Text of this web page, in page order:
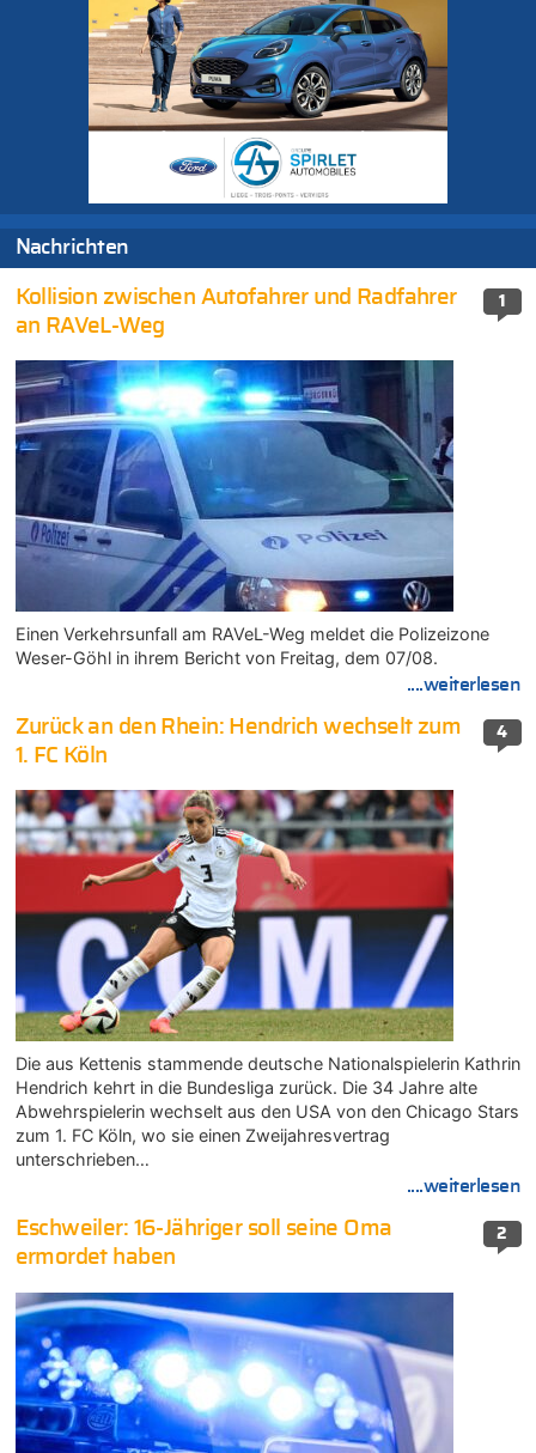
Nachrichten
1
Kollision zwischen Autofahrer und Radfahrer
an RAVeL-Weg
Einen Verkehrsunfall am RAVeL-Weg meldet die Polizeizone
Weser-Göhl in ihrem Bericht von Freitag, dem 07/08.
....weiterlesen
4
Zurück an den Rhein: Hendrich wechselt zum
1. FC Köln
Die aus Kettenis stammende deutsche Nationalspielerin Kathrin
Hendrich kehrt in die Bundesliga zurück. Die 34 Jahre alte
Abwehrspielerin wechselt aus den USA von den Chicago Stars
zum 1. FC Köln, wo sie einen Zweijahresvertrag
unterschrieben…
....weiterlesen
2
Eschweiler: 16-Jähriger soll seine Oma
ermordet haben